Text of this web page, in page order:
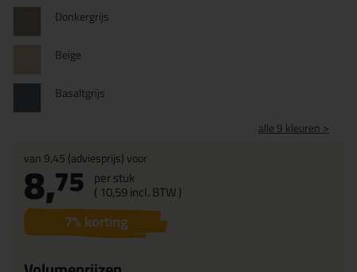
Donkergrijs
Beige
Basaltgrijs
alle 9 kleuren >
van9,45(adviesprijs) voor
8,75 per stuk
( 10,59incl. BTW )
7% korting